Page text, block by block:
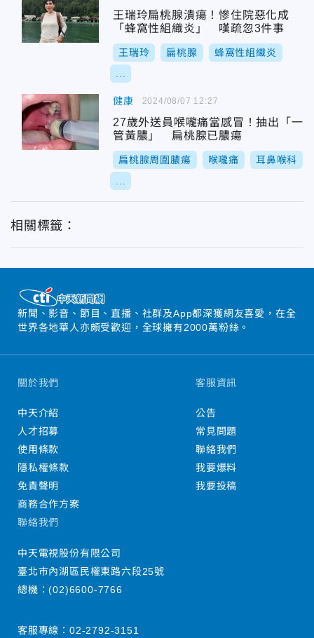
王瑞玲扁桃腺潰瘍！慘住院惡化成
「蜂窩性組織炎」 嘆疏忽3件事
王瑞玲 扁桃腺 蜂窩性組織炎
健康
27歲外送員喉嚨痛當感冒！抽出「一
管黃膿」 扁桃腺已膿瘍
扁桃腺周圍膿瘍 喉嚨痛 耳鼻喉科
2024/08/07 12:27
相關標籤：
新聞、影音、節目、直播、社群及App都深獲網友喜愛，在全
世界各地華人亦頗受歡迎，全球擁有2000萬粉絲。
關於我們
中天介紹
人才招募
使用條款
隱私權條款
免責聲明
商務合作方案
客服資訊
公告
常見問題
聯絡我們
我要爆料
我要投稿
聯絡我們
中天電視股份有限公司
臺北市內湖區民權東路六段25號
總機：(02)6600-7766
客服專線： 02-2792-3151